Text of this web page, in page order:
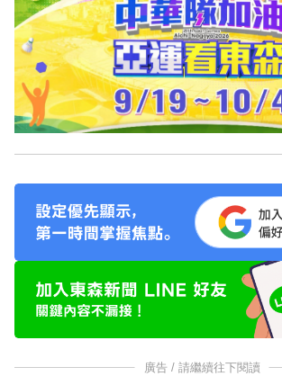
廣告 / 請繼續往下閱讀